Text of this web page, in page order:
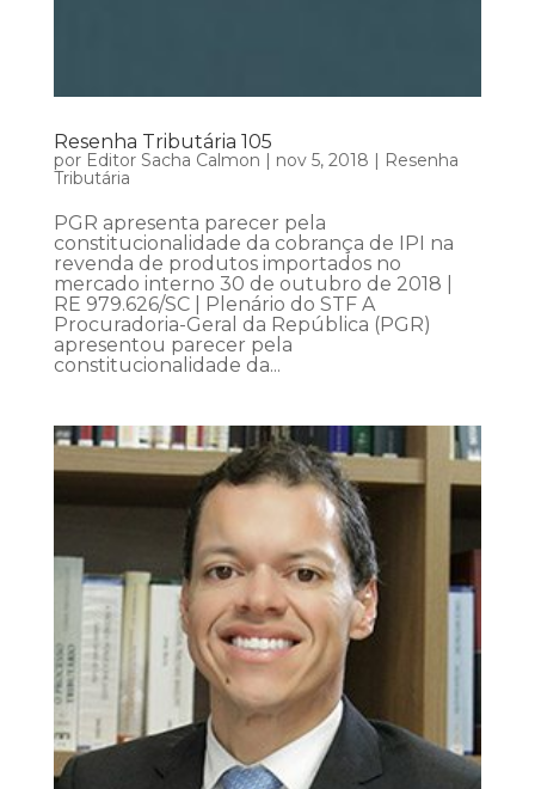
Resenha Tributária 105
por Editor Sacha Calmon | nov 5, 2018 | Resenha
Tributária
PGR apresenta parecer pela
constitucionalidade da cobrança de IPI na
revenda de produtos importados no
mercado interno 30 de outubro de 2018 |
RE 979.626/SC | Plenário do STF A
Procuradoria-Geral da República (PGR)
apresentou parecer pela
constitucionalidade da...